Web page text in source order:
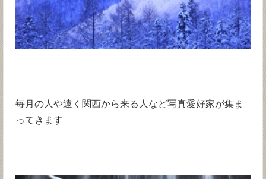
毎月の人や遠く関西から来る人など写真愛好家が集ま
ってきます